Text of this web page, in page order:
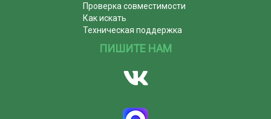
Проверка совместимости
Как искать
Техническая поддержка
ПИШИТЕ НАМ